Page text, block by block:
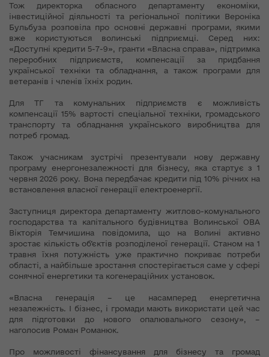
Тож директорка обласного департаменту економіки,
інвестиційної діяльності та регіональної політики Вероніка
Бульбуза розповіла про основні державні програми, якими
вже користуються волинські підприємці. Серед них:
«Доступні кредити 5-7-9», гранти «Власна справа», підтримка
переробних підприємств, компенсації за придбання
української техніки та обладнання, а також програми для
ветеранів і членів їхніх родин.
Для ТГ та комунальних підприємств є можливість
компенсації 15% вартості спеціальної техніки, громадського
транспорту та обладнання українського виробництва для
потреб громад.
Також учасникам зустрічі презентували нову державну
програму енергонезалежності для бізнесу, яка стартує з 1
червня 2026 року. Вона передбачає кредити під 10% річних на
встановлення власної генерації електроенергії.
Заступниця директора департаменту житлово-комунального
господарства та капітального будівництва Волинської ОВА
Вікторія Темчишина повідомила, що на Волині активно
зростає кількість об’єктів розподіленої генерації. Станом на 1
травня їхня потужність уже практично покриває потреби
області, а найбільше зростання спостерігається саме у сфері
сонячної енергетики та когенераційних установок.
«Власна генерація – це насамперед енергетична
незалежність. І бізнес, і громади мають використати цей час
для підготовки до нового опалювального сезону», –
наголосив Роман Романюк.
Про можливості фінансування для бізнесу та громад